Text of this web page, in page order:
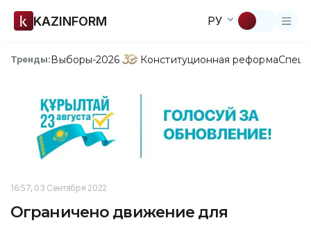
KAZINFORM РУ
Тренды:Выборы-2026 Конституционная реформа
16:57, 03 Сентября 2022
Ограничено движение для